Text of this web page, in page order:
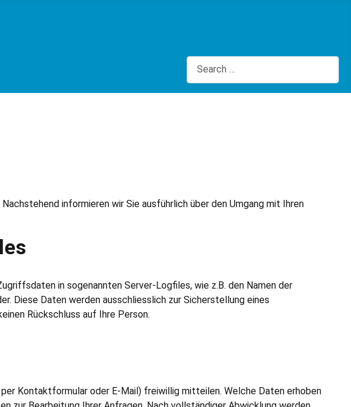
Search
informieren wir Sie ausführlich über den Umgang mit Ihren
in sogenannten Server-Logfiles, wie z.B. den Namen der
Diese Daten werden ausschliesslich zur Sicherstellung eines
Rückschluss auf Ihre Person.
Kontaktformular oder E-Mail) freiwillig mitteilen. Welche Daten erhoben